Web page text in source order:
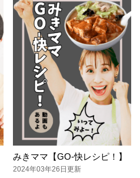
みきママ【GO-快レシピ！】
2024年03年26日更新